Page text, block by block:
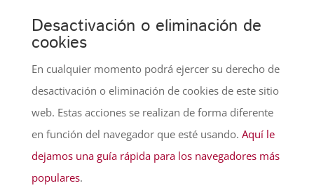
Desactivación o eliminación de
cookies
En cualquier momento podrá ejercer su derecho de
desactivación o eliminación de cookies de este sitio
web. Estas acciones se realizan de forma diferente
en función del navegador que esté usando. Aquí le
dejamos una guía rápida para los navegadores más
populares.